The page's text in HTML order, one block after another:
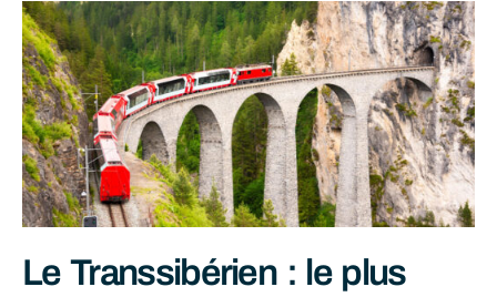
Le Transsibérien : le plus